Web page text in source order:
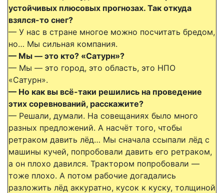
устойчивых плюсовых прогнозах. Так откуда
взялся-то снег?
— У нас в стране многое можно посчитать бредом,
но… Мы сильная компания.
— Мы — это кто? «Сатурн»?
— Мы — это город, это область, это НПО
«Сатурн».
— Но как вы всё-таки решились на проведение
этих соревнований, расскажите?
— Решали, думали. На совещаниях было много
разных предложений. А насчёт того, чтобы
ретраком давить лёд… Мы сначала ссыпали лёд с
машины кучей, попробовали давить его ретраком,
а он плохо давился. Трактором попробовали —
тоже плохо. А потом рабочие догадались
разложить лёд аккуратно, кусок к куску, толщиной